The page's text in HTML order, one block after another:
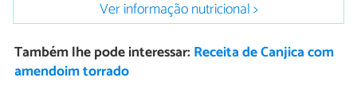
Ver informação nutricional >
Também lhe pode interessar: Receita de Canjica com
amendoim torrado